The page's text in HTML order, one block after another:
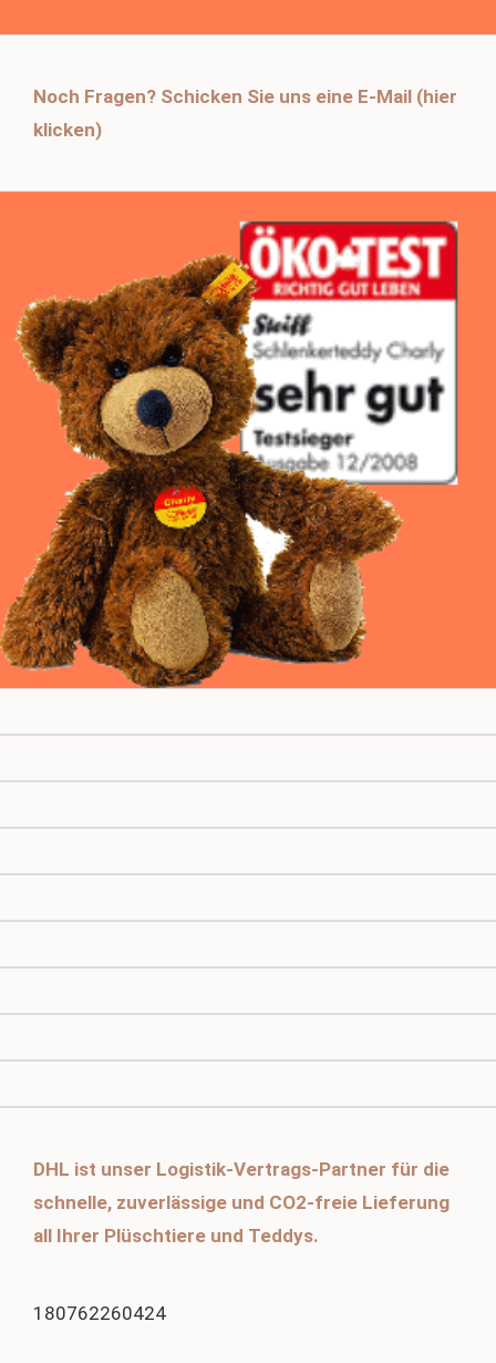
Noch Fragen? Schicken Sie uns eine E-Mail (hier
klicken)
DHL ist unser Logistik-Vertrags-Partner für die
schnelle, zuverlässige und CO2-freie Lieferung
all Ihrer Plüschtiere und Teddys.
180762260424